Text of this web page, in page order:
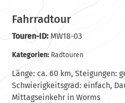
Fahrradtour
Touren-ID:MW18-03
Kategorien: Radtouren
Länge: ca. 60 km, Steigungen:
Schwierigkeitsgrad: einfach,
Mittagseinkehr in Worms